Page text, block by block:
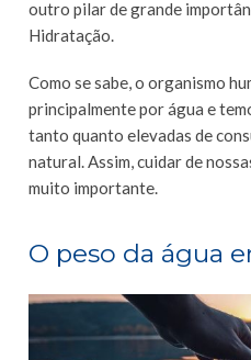
outro pilar de grande
Hidratação.
Como se sabe, o organismo
principalmente por água e
tanto quanto elevadas de
natural. Assim, cuidar de
muito importante.
O peso da água